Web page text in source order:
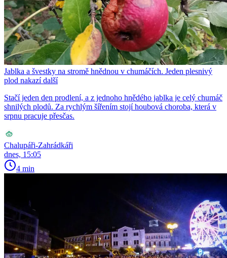
Jablka a švestky na stromě hnědnou v chumáčích. Jeden plesnivý
plod nakazí další
Stačí jeden den prodlení, a z jednoho hnědého jablka je celý chumáč
shnilých plodů. Za rychlým šířením stojí houbová choroba, která v
srpnu pracuje přesčas.
Chalupáři-Zahrádkáři
dnes, 15:05
4 min